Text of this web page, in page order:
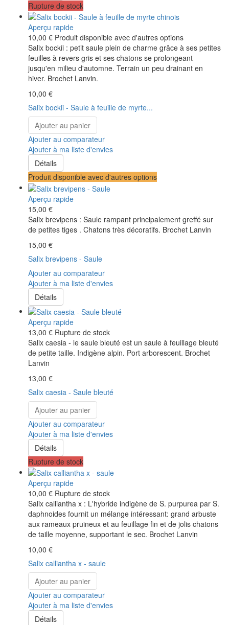
Rupture de stock
Aperçu rapide
10,00 € Produit disponible avec d'autres options
Salix bockii : petit saule plein de charme grâce à ses petites
feuilles à revers gris et ses chatons se prolongeant
jusqu'en milieu d'automne. Terrain un peu drainant en
hiver. Brochet Lanvin.
10,00 €
Salix bockii - Saule à feuille de myrte...
Ajouter au panier
Ajouter au comparateur
Ajouter à ma liste d'envies
Détails
Produit disponible avec d'autres options
Aperçu rapide
15,00 €
Salix brevipens : Saule rampant principalement greffé sur
de petites tiges . Chatons très décoratifs. Brochet Lanvin
15,00 €
Salix brevipens - Saule
Ajouter au comparateur
Ajouter à ma liste d'envies
Détails
Aperçu rapide
13,00 € Rupture de stock
Salix caesia - le saule bleuté est un saule à feuillage bleuté
de petite taille. Indigène alpin. Port arborescent. Brochet
Lanvin
13,00 €
Salix caesia - Saule bleuté
Ajouter au panier
Ajouter au comparateur
Ajouter à ma liste d'envies
Détails
Rupture de stock
Aperçu rapide
10,00 € Rupture de stock
Salix calliantha x : L'hybride indigène de S. purpurea par S.
daphnoides fournit un mélange intéressant: grand arbuste
aux rameaux pruineux et au feuillage fin et de jolis chatons
de taille moyenne, supportant le sec. Brochet Lanvin
10,00 €
Salix calliantha x - saule
Ajouter au panier
Ajouter au comparateur
Ajouter à ma liste d'envies
Détails